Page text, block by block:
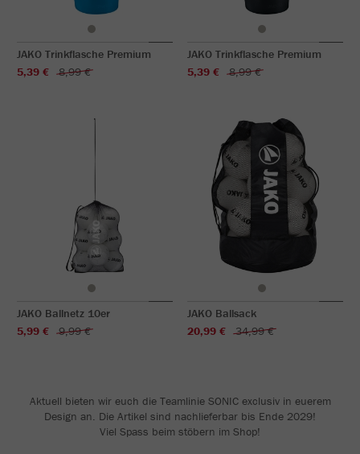
JAKO Trinkflasche Premium
5,39 €
8,99 €
JAKO Trinkflasche Premium
5,39 €
8,99 €
JAKO Ballnetz 10er
5,99 €
9,99 €
JAKO Ballsack
20,99 €
34,99 €
Aktuell bieten wir euch die Teamlinie SONIC exclusiv in euerem
Design an. Die Artikel sind nachlieferbar bis Ende 2029!
Viel Spass beim stöbern im Shop!